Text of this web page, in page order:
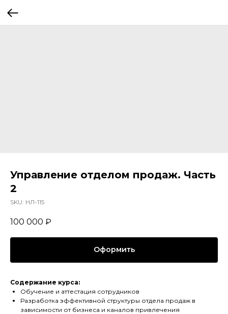
Управление отделом продаж. Часть
2
SKU: НЛ-115
100 000 ₽
Оформить
Содержание курса:
Обучение и аттестация сотрудников
Разработка эффективной структуры отдела продаж в
зависимости от бизнеса и каналов привлечения